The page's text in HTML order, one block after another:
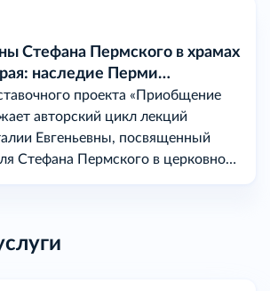
Стефана Пермского в храмах
наследие Перми
проекта «Приобщение
авторский цикл лекций
Евгеньевны, посвященный
Стефана Пермского в церковном